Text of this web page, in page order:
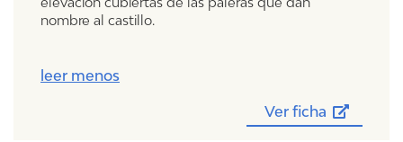
nombre al castillo.
leer menos
Ver ficha